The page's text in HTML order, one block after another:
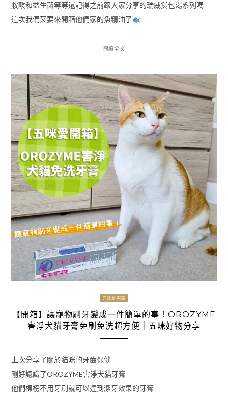
胺酸和益生菌等等還記得之前跟大家分享的瑞威煲包湯系列嗎
這次我們又要來開箱他們家的魚精油了
閱讀全文
五咪愛開箱
【開箱】讓寵物刷牙變成一件簡單的事！OROZYME
害淨犬貓牙膏免刷免洗超方便｜五咪好物分享
上次分享了關於貓咪的牙齒保健
剛好認識了OROZYME害淨犬貓牙膏
他們標榜不用牙刷就可以達到潔牙效果的牙膏